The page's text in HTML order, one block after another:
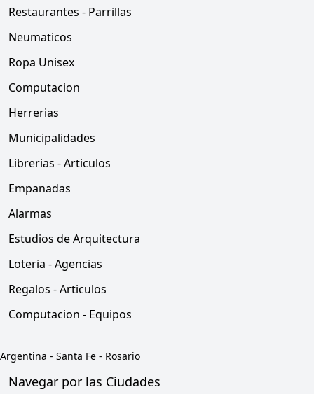
Restaurantes - Parrillas
Neumaticos
Ropa Unisex
Computacion
Herrerias
Municipalidades
Librerias - Articulos
Empanadas
Alarmas
Estudios de Arquitectura
Loteria - Agencias
Regalos - Articulos
Computacion - Equipos
Argentina - Santa Fe - Rosario
Navegar por las Ciudades